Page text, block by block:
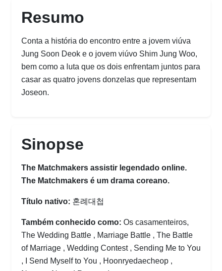
Resumo
Conta a história do encontro entre a jovem viúva
Jung Soon Deok e o jovem viúvo Shim Jung Woo,
bem como a luta que os dois enfrentam juntos para
casar as quatro jovens donzelas que representam
Joseon.
Sinopse
The Matchmakers assistir legendado online.
The Matchmakers é um drama coreano.
Título nativo: 혼례대첩
Também conhecido como: Os casamenteiros,
The Wedding Battle , Marriage Battle , The Battle
of Marriage , Wedding Contest , Sending Me to You
, I Send Myself to You , Hoonryedaecheop ,